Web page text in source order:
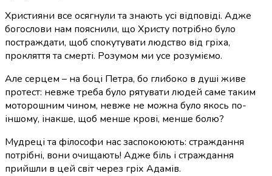
Християни все осягнули та знають усі відповіді. Адже
богослови нам пояснили, що Христу потрібно було
постраждати, щоб спокутувати людство від гріха,
прокляття та смерті. Розумом ми усе розуміємо.
Але серцем – на боці Петра, бо глибоко в душі живе
протест: невже треба було рятувати людей саме таким
моторошним чином, невже не можна було якось по-
іншому, інакше, щоб менше крові, менше болю?
Мудреці та філософи нас заспокоюють: страждання
потрібні, вони очищають! Адже біль і страждання
прийшли в цей світ через гріх Адамів.